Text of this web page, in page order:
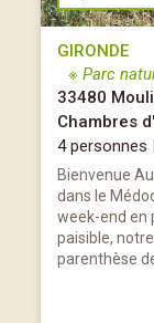
GIRONDE
※ Parc
33480
Chambres
4 personnes |
Bienvenue
dans le
week-end en
paisible,
parenthèse